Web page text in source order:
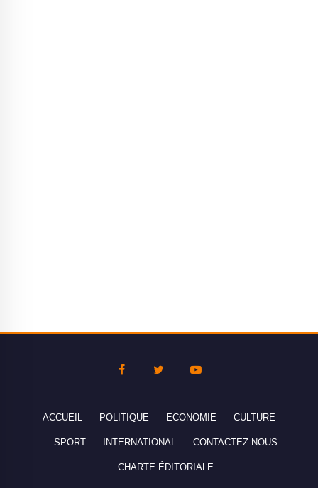
ACCUEIL POLITIQUE ECONOMIE CULTURE
SPORT INTERNATIONAL CONTACTEZ-NOUS
CHARTE ÉDITORIALE